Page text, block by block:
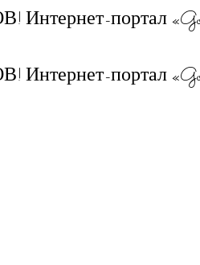
портал «Go
портал «Go